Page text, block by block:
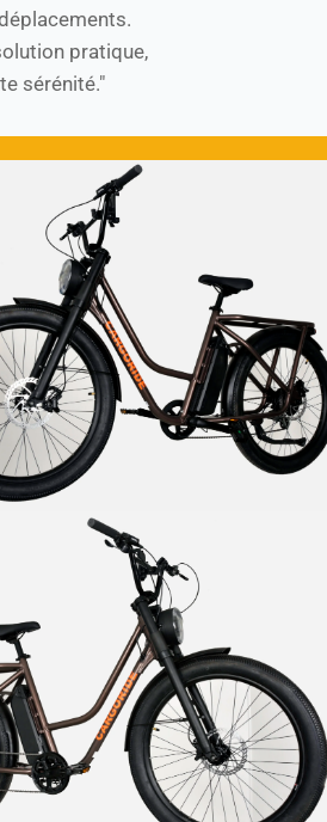
pratique,
sérénité."